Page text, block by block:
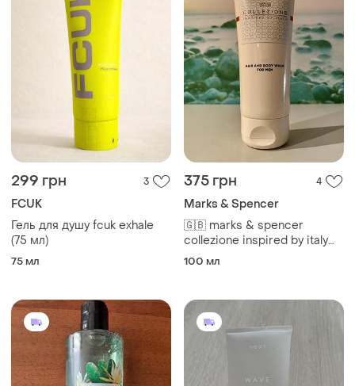
299 грн 3
FCUK
Гель для душу fcuk exhale
(75 мл)
75 мл
375 грн 4
Marks & Spencer
🇬🇧 marks & spencer
collezione inspired by italy
парфумований шампунь та
100 мл